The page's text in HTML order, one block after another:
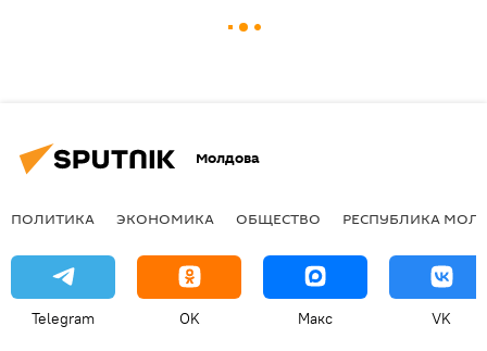
Молдова
ПОЛИТИКА ЭКОНОМИКА ОБЩЕСТВО РЕСПУБЛИКА
Telegram OK Макс VK